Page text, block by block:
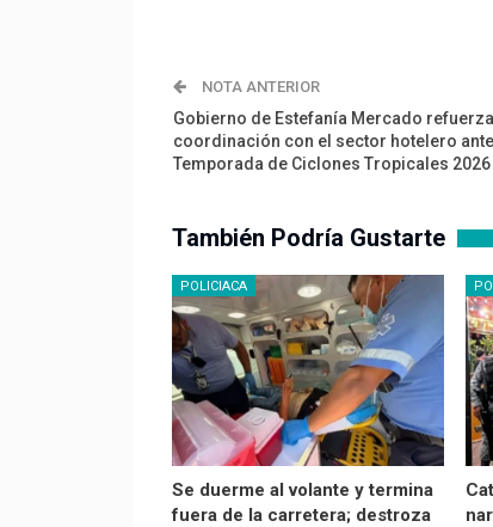
NOTA ANTERIOR
Gobierno de Estefanía Mercado
coordinación con el sector hotelero
Temporada de Ciclones Tropicales 2026
También Podría Gustarte
POLICIACA
Se duerme al volante y termina
fuera de la carretera; destroza